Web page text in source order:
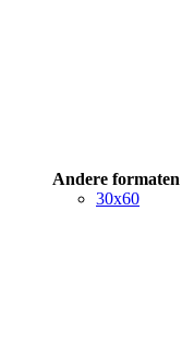
Andere formaten
30x60